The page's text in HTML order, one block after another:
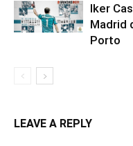
Iker
Madrid
Porto
LEAVE A REPLY